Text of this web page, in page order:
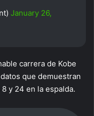
January 26,
carrera de Kobe
que demuestran
y 24 en la espalda.